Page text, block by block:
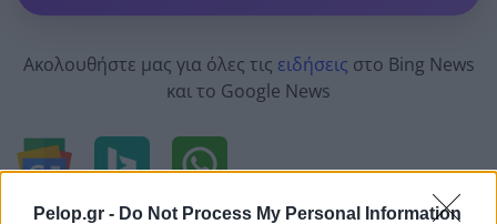
Pelop.gr - Do Not Process My Personal Information
Ακολουθήστε μας για όλες τις ειδήσεις στο Bing News
και το Google News